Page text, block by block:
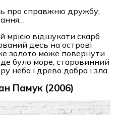
про справжню дружбу,
мрією відшукати скарб
десь на острові
золото може повернути
де було море, старовинний
неба і древо добра і зла.
Памук (2006)